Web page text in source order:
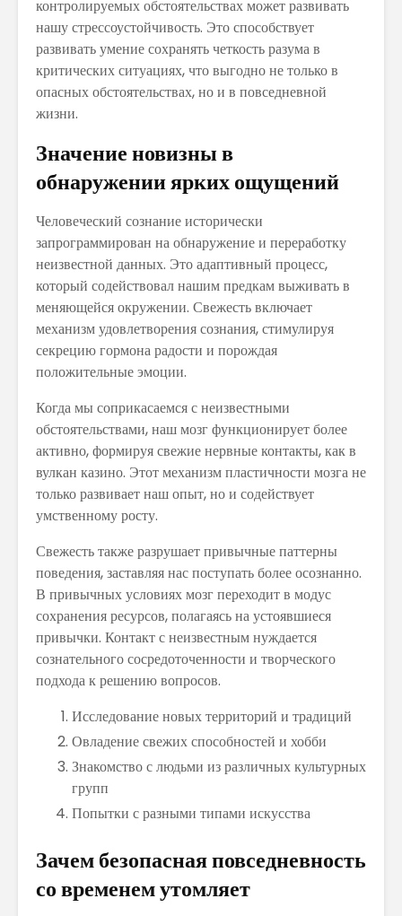
контролируемых обстоятельствах может развивать
нашу стрессоустойчивость. Это способствует
развивать умение сохранять четкость разума в
критических ситуациях, что выгодно не только в
опасных обстоятельствах, но и в повседневной
жизни.
Значение новизны в
обнаружении ярких ощущений
Человеческий сознание исторически
запрограммирован на обнаружение и переработку
неизвестной данных. Это адаптивный процесс,
который содействовал нашим предкам выживать в
меняющейся окружении. Свежесть включает
механизм удовлетворения сознания, стимулируя
секрецию гормона радости и порождая
положительные эмоции.
Когда мы соприкасаемся с неизвестными
обстоятельствами, наш мозг функционирует более
активно, формируя свежие нервные контакты, как в
вулкан казино. Этот механизм пластичности мозга не
только развивает наш опыт, но и содействует
умственному росту.
Свежесть также разрушает привычные паттерны
поведения, заставляя нас поступать более осознанно.
В привычных условиях мозг переходит в модус
сохранения ресурсов, полагаясь на устоявшиеся
привычки. Контакт с неизвестным нуждается
сознательного сосредоточенности и творческого
подхода к решению вопросов.
Исследование новых территорий и традиций
Овладение свежих способностей и хобби
Знакомство с людьми из различных культурных
групп
Попытки с разными типами искусства
Зачем безопасная повседневность
со временем утомляет